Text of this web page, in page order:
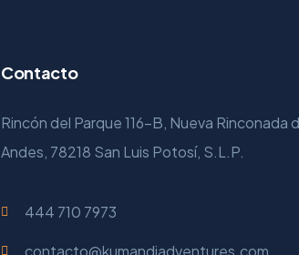
Contacto
Rincón del Parque 116-B, Nueva Rinconada
Andes, 78218 San Luis Potosí, S.L.P.
444 710 7973
contacto@kumandiadventures.com